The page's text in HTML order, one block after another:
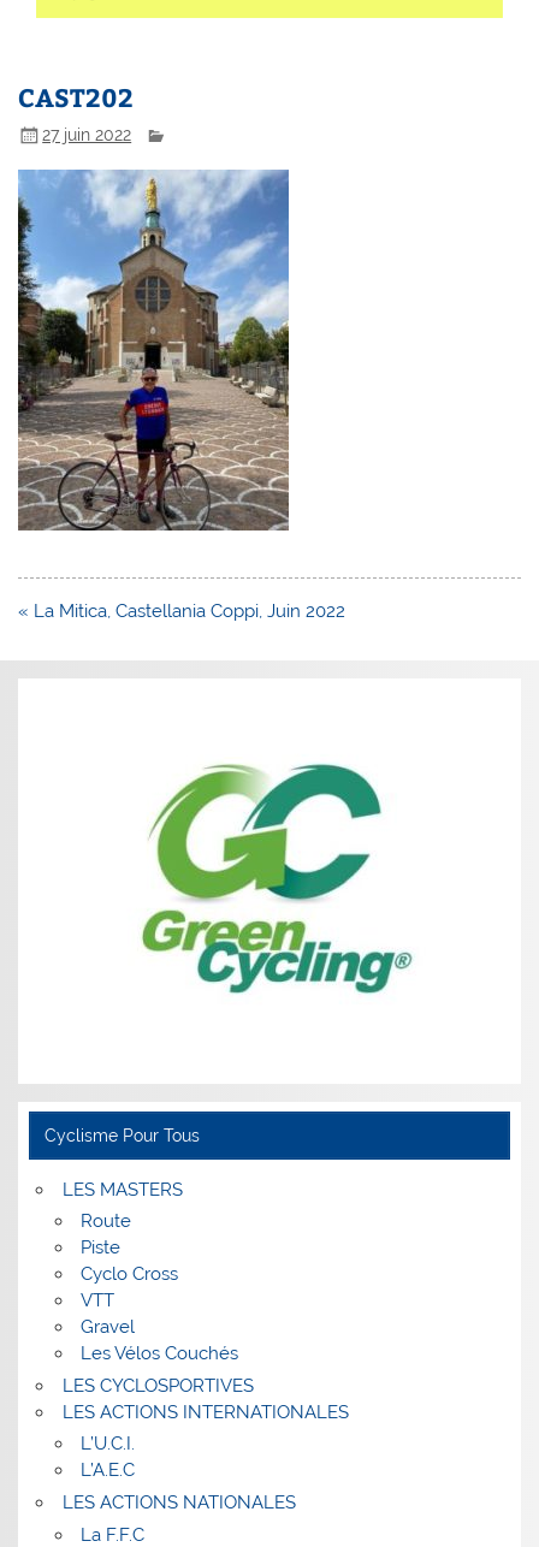
CAST202
27 juin 2022
Navigation
l’article
« La Mitica, Castellania Coppi, Juin 2022
Cyclisme Pour Tous
LES MASTERS
Route
Piste
Cyclo Cross
VTT
Gravel
Les Vélos Couchés
LES CYCLOSPORTIVES
LES ACTIONS INTERNATIONALES
L’U.C.I.
L’A.E.C
LES ACTIONS NATIONALES
La F.F.C